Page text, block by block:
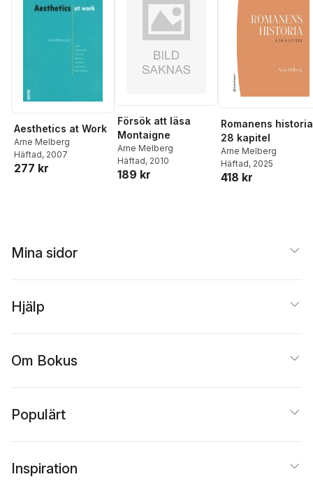
Aesthetics at Work
Arne Melberg
Häftad, 2007
277 kr
Försök att läsa
Montaigne
Arne Melberg
Häftad, 2010
189 kr
Romanens
28 kapitel
Arne Melberg
Häftad, 2025
418 kr
Mina sidor
Hjälp
Om Bokus
Populärt
Inspiration